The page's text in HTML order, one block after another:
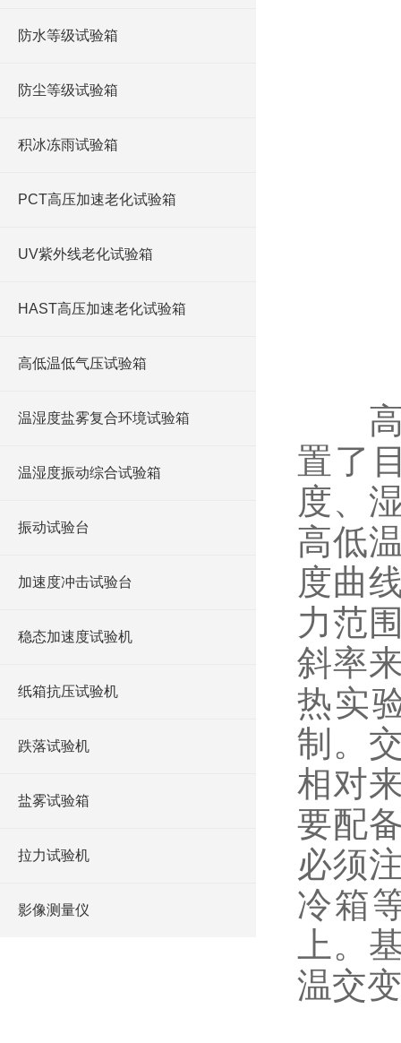
防水等级试验箱
防尘等级试验箱
积冰冻雨试验箱
PCT高压加速老化试验箱
UV紫外线老化试验箱
HAST高压加速老化试验箱
高低温低气压试验箱
温湿度盐雾复合环境试验箱
温湿度振动综合试验箱
振动试验台
加速度冲击试验台
稳态加速度试验机
纸箱抗压试验机
跌落试验机
盐雾试验箱
拉力试验机
影像测量仪
高
置了
度、
高低
度曲
力范
斜率
热实
制。
相对
要配
必须
冷箱
上。
温交